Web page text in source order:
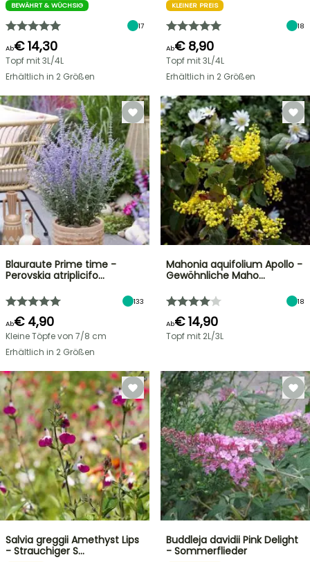
BEWÄHRT & WÜCHSIG
17
Ab€ 14,30
Topf mit 3L/4L
Erhältlich in 2 Größen
KLEINER PREIS
18
Ab€ 8,90
Topf mit 3L/4L
Erhältlich in 2 Größen
Blauraute Prime time -
Perovskia atriplicifo…
133
Ab€ 4,90
Kleine Töpfe von 7/8 cm
Erhältlich in 2 Größen
Mahonia aquifolium Apollo -
Gewöhnliche Maho…
18
Ab€ 14,90
Topf mit 2L/3L
Salvia greggii Amethyst Lips
- Strauchiger S…
Buddleja davidii Pink Delight
- Sommerflieder